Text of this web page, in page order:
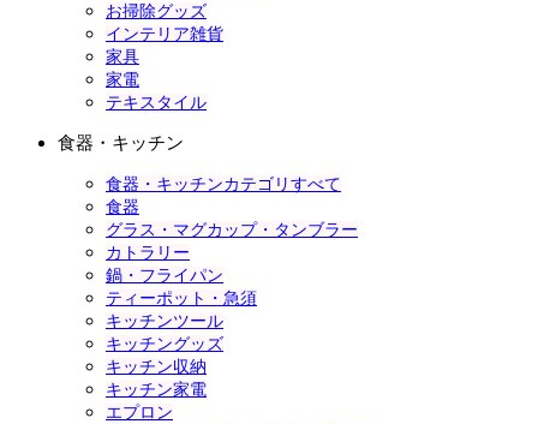
お掃除グッズ
インテリア雑貨
家具
家電
テキスタイル
食器・キッチン
食器・キッチンカテゴリすべて
食器
グラス・マグカップ・タンブラー
カトラリー
鍋・フライパン
ティーポット・急須
キッチンツール
キッチングッズ
キッチン収納
キッチン家電
エプロン